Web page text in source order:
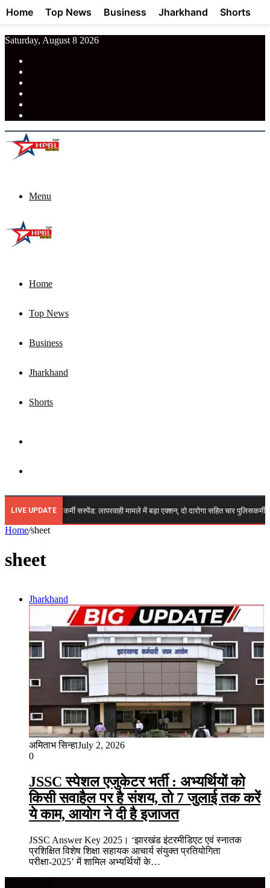
Saturday, August 8 2026
Menu
Home
Top News
Business
Jharkhand
Shorts
for
LIVE UPDATE
झारखंड चार पुलिसकर्मी सस्पेंड: लापरवाही मामले में बड़ा एक्शन, दो दारोगा सहित चार पुलिसकर्मी
Home/sheet
sheet
Jharkhand
अमिताभ सिन्हाJuly 2, 2026
0
JSSC स्पेशल एजुकेटर भर्ती : अभ्यर्थियों को
किसी सवाहैल पर है संशय, तो 7 जुलाई तक करें
ये काम, आयोग ने दी है इजाजत
JSSC Answer Key 2025। ‘झारखंड इंटरमीडिएट एवं स्नातक
प्रशिक्षित विशेष शिक्षा सहायक आचार्य संयुक्त प्रतियोगिता
परीक्षा-2025’ में शामिल अभ्यर्थियों के…
Home Top News Business Jharkhand Shorts